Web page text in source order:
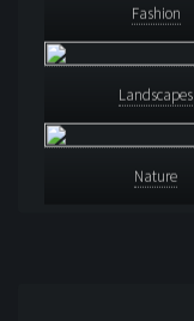
Fashion
Landscapes
Nature